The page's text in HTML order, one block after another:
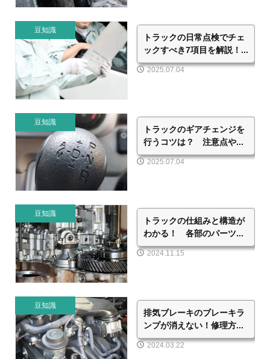
豆知識
トラックの日常点検でチェ
ックすべき7項目を解説！...
2025.07.04
豆知識
トラックのギアチェンジを
行うコツは？ 注意点や...
2025.07.04
豆知識
トラックの仕組みと構造が
わかる！ 各部のパーツ...
2024.11.15
豆知識
排気ブレーキのブレーキラ
ンプが消えない！修理方...
2024.03.22